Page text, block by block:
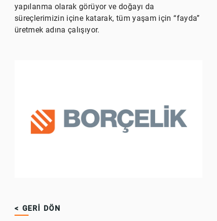
yapılanma olarak görüyor ve doğayı da
süreçlerimizin içine katarak, tüm yaşam için “fayda”
üretmek adına çalışıyor.
< GERİ DÖN